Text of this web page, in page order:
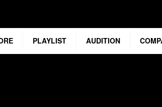
PLAYLIST AUDITION